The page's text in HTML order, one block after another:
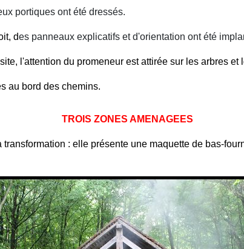
portiques ont été dressés.
des panneaux explicatifs et d'orientation ont été
l'attention du promeneur est attirée sur les arbres et
au bord des chemins.
TROIS ZONES AMENAGEES
transformation : elle présente une maquette de bas-